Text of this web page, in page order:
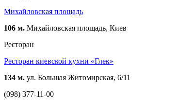
Михайловская площадь
106 м. Михайловская площадь, Киев
Ресторан
Ресторан киевской кухни «Глек»
134 м. ул. Большая Житомирская, 6/11
(098) 377-11-00